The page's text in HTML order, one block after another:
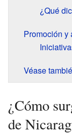
¿Qué
Promoción y
Véase
¿Cómo
de